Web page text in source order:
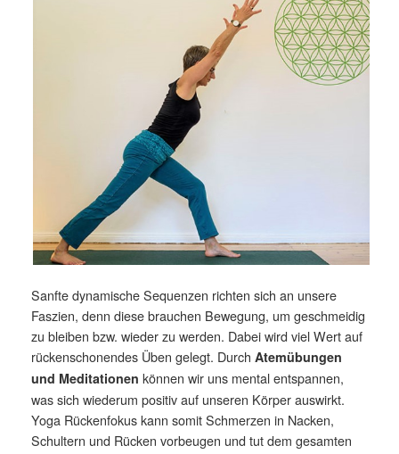
Sanfte dynamische Sequenzen richten sich an unsere
Faszien, denn diese brauchen Bewegung, um geschmeidig
zu bleiben bzw. wieder zu werden. Dabei wird viel Wert auf
rückenschonendes Üben gelegt. Durch Atemübungen
und Meditationen können wir uns mental entspannen,
was sich wiederum positiv auf unseren Körper auswirkt.
Yoga Rückenfokus kann somit Schmerzen in Nacken,
Schultern und Rücken vorbeugen und tut dem gesamten